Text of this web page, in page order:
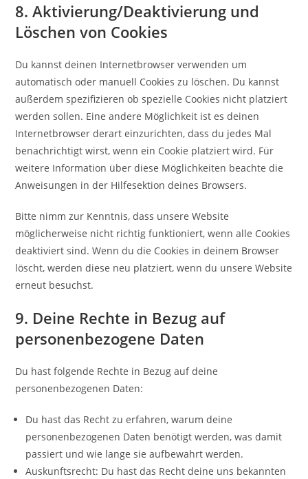
8. Aktivierung/Deaktivierung und
Löschen von Cookies
Du kannst deinen Internetbrowser verwenden um
automatisch oder manuell Cookies zu löschen. Du kannst
außerdem spezifizieren ob spezielle Cookies nicht platziert
werden sollen. Eine andere Möglichkeit ist es deinen
Internetbrowser derart einzurichten, dass du jedes Mal
benachrichtigt wirst, wenn ein Cookie platziert wird. Für
weitere Information über diese Möglichkeiten beachte die
Anweisungen in der Hilfesektion deines Browsers.
Bitte nimm zur Kenntnis, dass unsere Website
möglicherweise nicht richtig funktioniert, wenn alle Cookies
deaktiviert sind. Wenn du die Cookies in deinem Browser
löscht, werden diese neu platziert, wenn du unsere Website
erneut besuchst.
9. Deine Rechte in Bezug auf
personenbezogene Daten
Du hast folgende Rechte in Bezug auf deine
personenbezogenen Daten:
Du hast das Recht zu erfahren, warum deine
personenbezogenen Daten benötigt werden, was damit
passiert und wie lange sie aufbewahrt werden.
Auskunftsrecht: Du hast das Recht deine uns bekannten